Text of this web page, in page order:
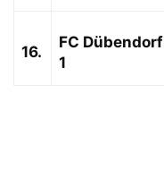
16.
FC Dübendorf
1